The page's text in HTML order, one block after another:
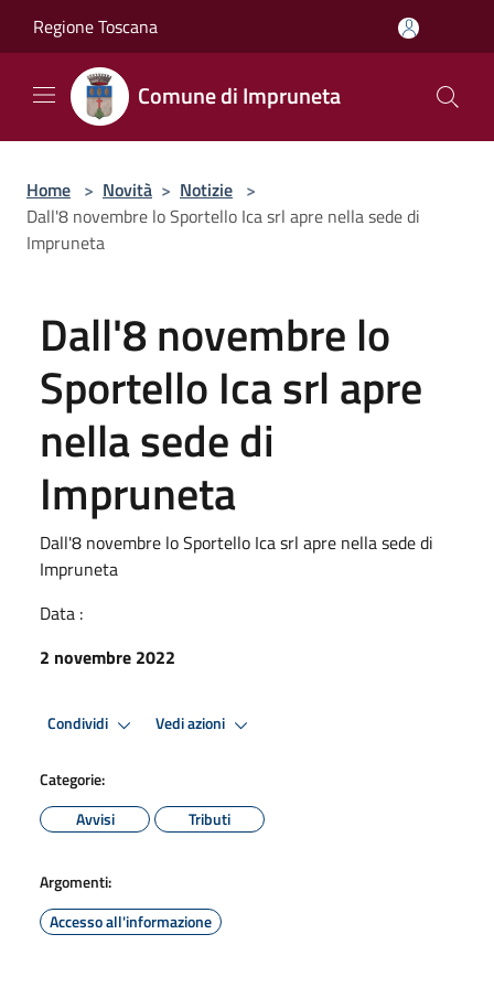
Regione Toscana
Comune di Impruneta
Home > Novità > Notizie >
Dall'8 novembre lo Sportello Ica srl apre nella sede di
Impruneta
Dall'8 novembre lo
Sportello Ica srl apre
nella sede di
Impruneta
Dall'8 novembre lo Sportello Ica srl apre nella sede di
Impruneta
Data :
2 novembre 2022
Condividi Vedi azioni
Categorie:
Avvisi
Tributi
Argomenti:
Accesso all'informazione